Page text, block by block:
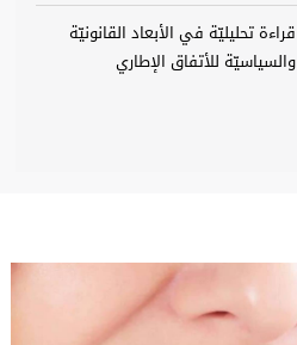
قراءة تحليليّة في الأبعاد القانونيّة
والسياسيّة للأتفاق الإطاري